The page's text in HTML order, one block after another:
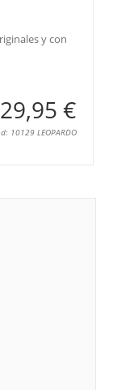
y con
29,95 €
10129 LEOPARDO